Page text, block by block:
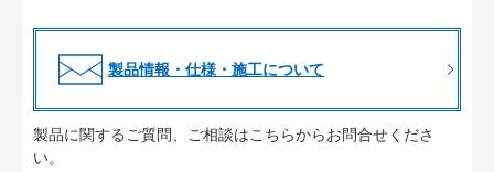
製品情報・仕様・施工について
製品に関するご質問、ご相談はこちらからお問合せくださ
い。